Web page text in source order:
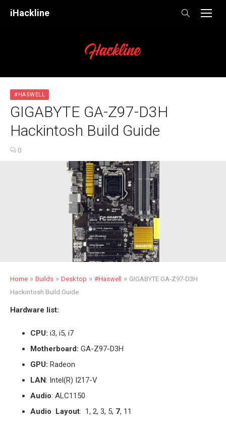
iHackline
#HASWELL
GIGABYTE GA-Z97-D3H
Hackintosh Build Guide
0
Home » Builds » Desktop » #Haswell » GIGABYTE GA-Z97-D3H
Hackintosh Build Guide
Hardware list:
CPU: i3, i5, i7
Motherboard: GA-Z97-D3H
GPU: Radeon
LAN: Intel(R) I217-V
Audio: ALC1150
Audio Layout: 1, 2, 3, 5, 7, 11